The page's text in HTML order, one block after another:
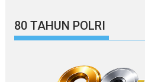
80 TAHUN POLRI